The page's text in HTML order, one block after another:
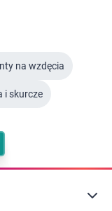
na wzdęcia
i skurcze